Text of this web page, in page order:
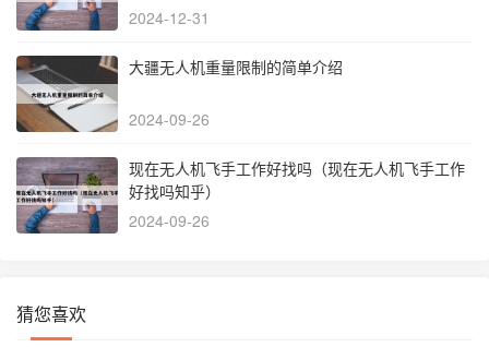
2024-12-31
大疆无人机重量限制的简单介绍
2024-09-26
现在无人机飞手工作好找吗（现在无人机飞手工作
好找吗知乎）
2024-09-26
猜您喜欢